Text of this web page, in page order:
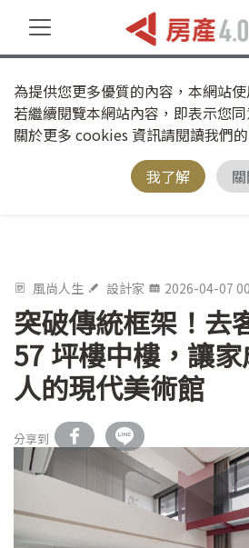
為提供您更多優質的內容，本網站
若繼續閱覽本網站內容，即表示您
關於更多 cookies 資訊請閱讀我們的
我了解
風尚人生 設計家 2026-04-07
突破傳統框架！去
57 坪樓中樓，讓
人的現代美術館
分享到